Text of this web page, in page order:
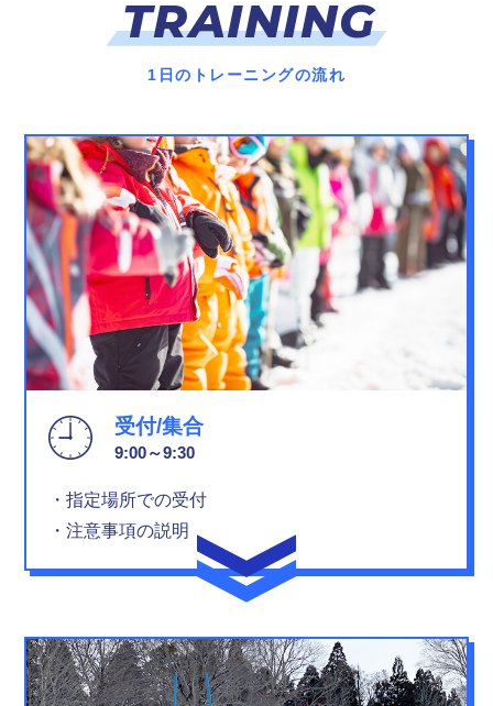
TRAINING
1日のトレーニングの流れ
受付/集合
9:00～9:30
・指定場所での受付
・注意事項の説明